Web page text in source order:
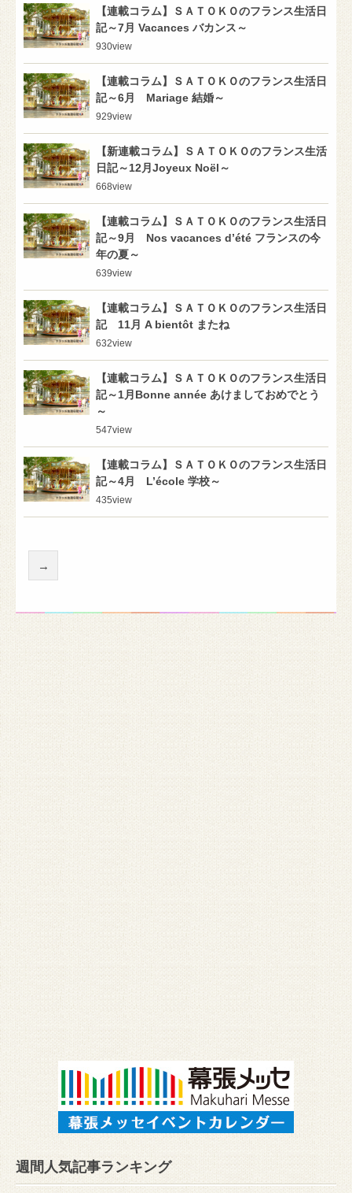
【連載コラム】ＳＡＴＯＫＯのフランス生活日
記～7月 Vacances バカンス～
930view
【連載コラム】ＳＡＴＯＫＯのフランス生活日
記～6月 Mariage 結婚～
929view
【新連載コラム】ＳＡＴＯＫＯのフランス生活
日記～12月Joyeux Noël～
668view
【連載コラム】ＳＡＴＯＫＯのフランス生活日
記～9月 Nos vacances d’été フランスの今
年の夏～
639view
【連載コラム】ＳＡＴＯＫＯのフランス生活日
記 11月 A bientôt またね
632view
【連載コラム】ＳＡＴＯＫＯのフランス生活日
記～1月Bonne année あけましておめでとう
～
547view
【連載コラム】ＳＡＴＯＫＯのフランス生活日
記～4月 L’école 学校～
435view
→
週間人気記事ランキング